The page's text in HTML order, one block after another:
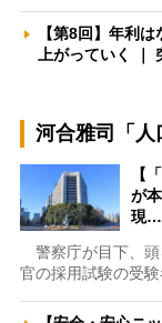
【第8回】年利
上がっていく ｜
河合雅司「人
【
が
現…
警察庁が目下、頭
官の採用試験の受